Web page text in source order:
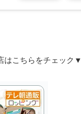
はこちらをチェック▼